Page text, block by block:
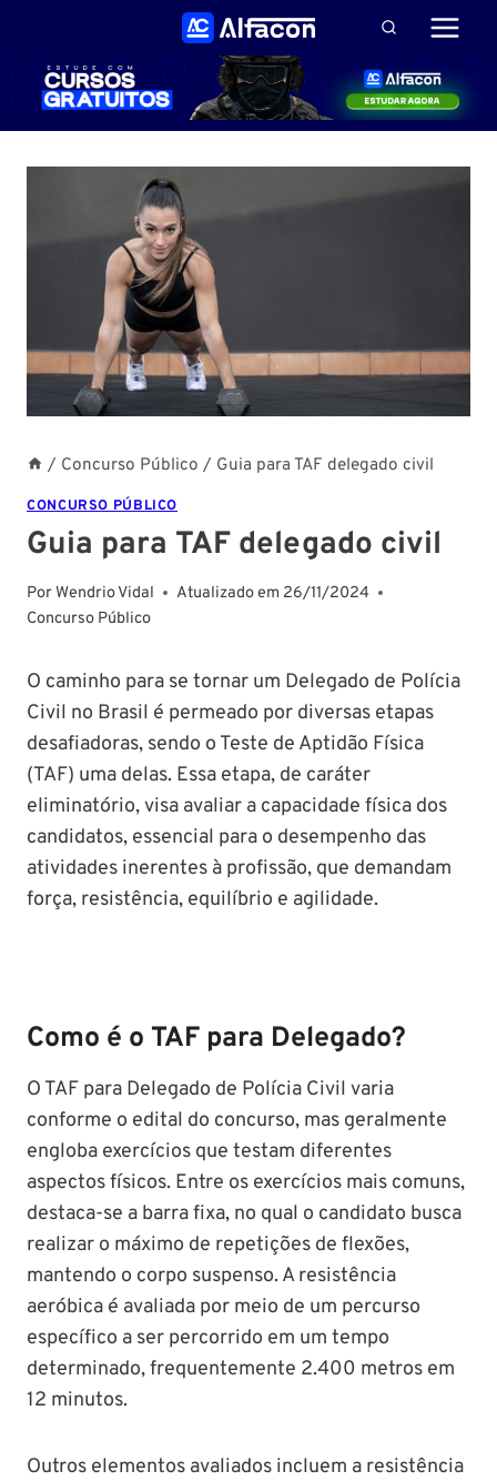
Conteúdo
/ Concurso Público / Guia para TAF delegado civil
CONCURSO PÚBLICO
Guia para TAF delegado civil
PorWendrio Vidal Atualizado em 26/11/2024
Concurso Público
O caminho para se tornar um Delegado de Polícia
Civil no Brasil é permeado por diversas etapas
desafiadoras, sendo o Teste de Aptidão Física
(TAF) uma delas. Essa etapa, de caráter
eliminatório, visa avaliar a capacidade física dos
candidatos, essencial para o desempenho das
atividades inerentes à profissão, que demandam
força, resistência, equilíbrio e agilidade.
PM SE tem
Concurso
Como é o TAF para Delegado?
O TAF para Delegado de Polícia Civil varia
conforme o edital do concurso, mas geralmente
engloba exercícios que testam diferentes
aspectos físicos. Entre os exercícios mais comuns,
destaca-se a barra fixa, no qual o candidato busca
realizar o máximo de repetições de flexões,
mantendo o corpo suspenso. A resistência
aeróbica é avaliada por meio de um percurso
específico a ser percorrido em um tempo
determinado, frequentemente 2.400 metros em
12 minutos.
Outros elementos avaliados incluem a resistência